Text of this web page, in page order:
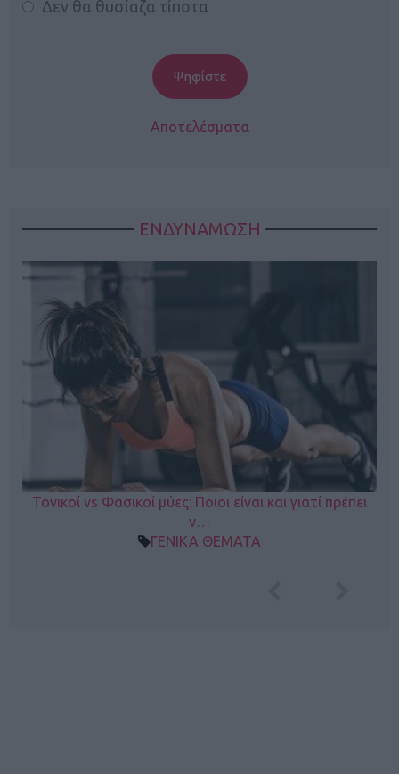
Δεν θα θυσίαζα τίποτα
Αποτελέσματα
ΕΝΔΥΝΑΜΩΣΗ
Τονικοί vs Φασικοί μύες: Ποιοι είναι και γιατί πρέπει
ν…
ΓΕΝΙΚΑ ΘΕΜΑΤΑ